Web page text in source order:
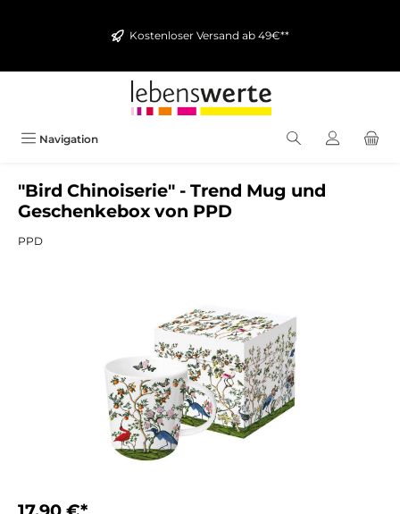
Kostenloser Versand ab 49€**
Navigation
"Bird Chinoiserie" - Trend Mug und
Geschenkebox von PPD
PPD